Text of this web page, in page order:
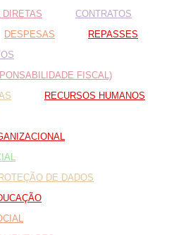
DIRETAS
CONTRATOS
DESPESAS
REPASSES
FISCAL)
RECURSOS HUMANOS
DE DADOS